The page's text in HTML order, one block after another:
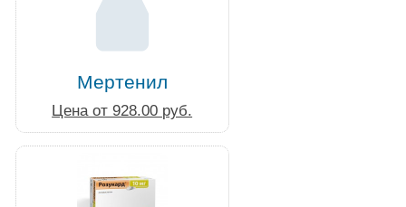
Мертенил
Цена от 928.00 руб.